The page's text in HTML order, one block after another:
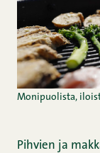
Monipuolista,
Pihvien ja